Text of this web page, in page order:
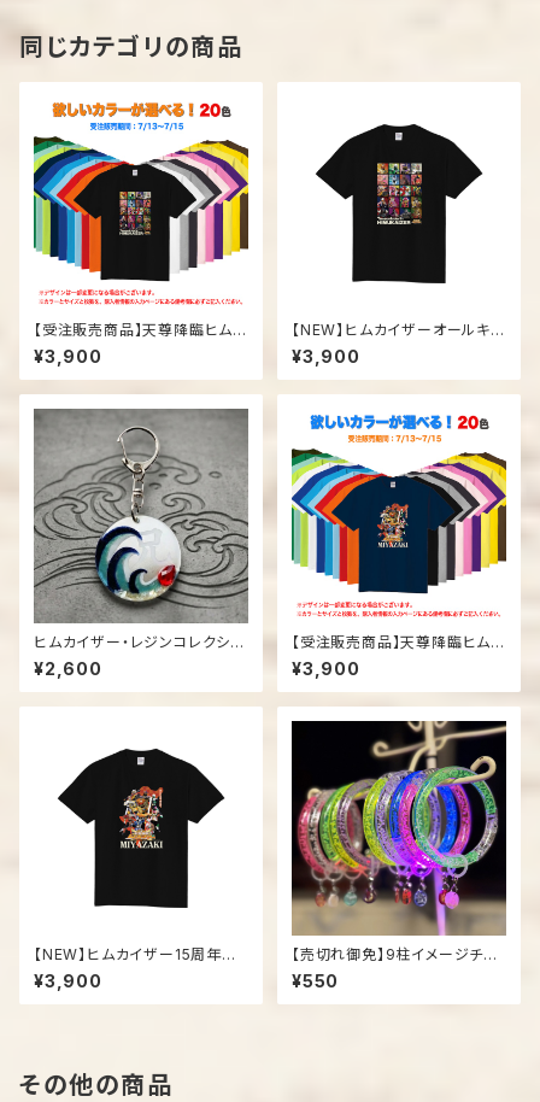
同じカテゴリの商品
【受注販売商品】天尊降臨ヒムカ
イザー「オールキャラTシャツ」
¥3,900
【NEW】ヒムカイザーオールキャ
ラTシャツ
¥3,900
ヒムカイザー・レジンコレクショ
ン03「ホデリ」
¥2,600
【受注販売商品】天尊降臨ヒムカ
イザー「15周年記念Tシャツ」
¥3,900
【NEW】ヒムカイザー15周年記
念Tシャツ
¥3,900
【売切れ御免】9柱イメージチャ
ーム付き光るブレスレット
¥550
その他の商品